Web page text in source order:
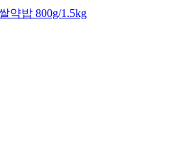
약밥 800g/1.5kg